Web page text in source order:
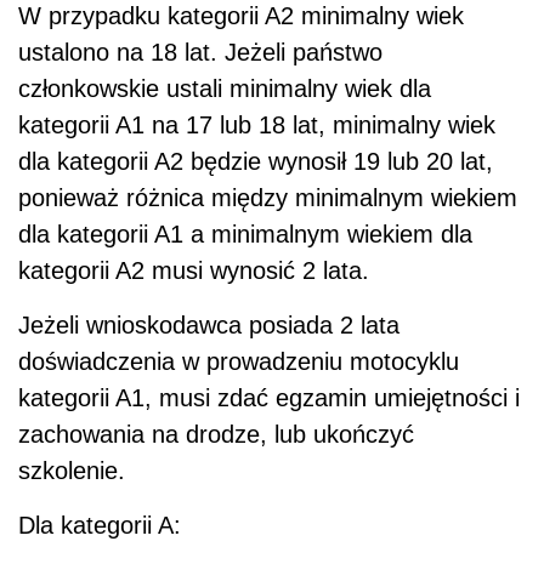
W przypadku kategorii A2 minimalny wiek
ustalono na 18 lat. Jeżeli państwo
członkowskie ustali minimalny wiek dla
kategorii A1 na 17 lub 18 lat, minimalny wiek
dla kategorii A2 będzie wynosił 19 lub 20 lat,
ponieważ różnica między minimalnym wiekiem
dla kategorii A1 a minimalnym wiekiem dla
kategorii A2 musi wynosić 2 lata.
Jeżeli wnioskodawca posiada 2 lata
doświadczenia w prowadzeniu motocyklu
kategorii A1, musi zdać egzamin umiejętności i
zachowania na drodze, lub ukończyć
szkolenie.
Dla kategorii A: